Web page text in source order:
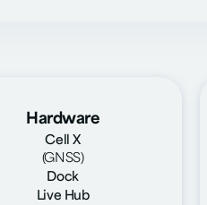
Hardware
Cell X
(GNSS)
Dock
Live Hub